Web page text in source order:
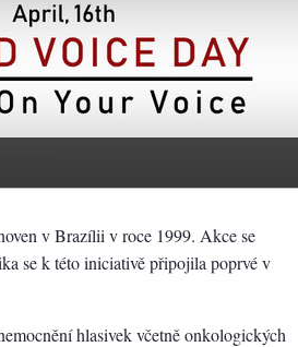
v Brazílii v roce 1999. Akce se
se k této iniciativě připojila poprvé v
hlasivek včetně onkologických